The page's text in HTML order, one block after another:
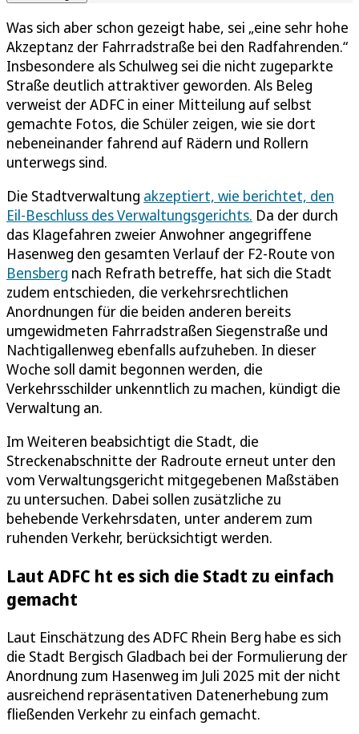
Was sich aber schon gezeigt habe, sei „eine sehr hohe
Akzeptanz der Fahrradstraße bei den Radfahrenden.“
Insbesondere als Schulweg sei die nicht zugeparkte
Straße deutlich attraktiver geworden. Als Beleg
verweist der ADFC in einer Mitteilung auf selbst
gemachte Fotos, die Schüler zeigen, wie sie dort
nebeneinander fahrend auf Rädern und Rollern
unterwegs sind.
Die Stadtverwaltung akzeptiert, wie berichtet, den
Eil-Beschluss des Verwaltungsgerichts. Da der durch
das Klagefahren zweier Anwohner angegriffene
Hasenweg den gesamten Verlauf der F2-Route von
Bensberg nach Refrath betreffe, hat sich die Stadt
zudem entschieden, die verkehrsrechtlichen
Anordnungen für die beiden anderen bereits
umgewidmeten Fahrradstraßen Siegenstraße und
Nachtigallenweg ebenfalls aufzuheben. In dieser
Woche soll damit begonnen werden, die
Verkehrsschilder unkenntlich zu machen, kündigt die
Verwaltung an.
Im Weiteren beabsichtigt die Stadt, die
Streckenabschnitte der Radroute erneut unter den
vom Verwaltungsgericht mitgegebenen Maßstäben
zu untersuchen. Dabei sollen zusätzliche zu
behebende Verkehrsdaten, unter anderem zum
ruhenden Verkehr, berücksichtigt werden.
Laut ADFC ht es sich die Stadt zu einfach
gemacht
Laut Einschätzung des ADFC Rhein Berg habe es sich
die Stadt Bergisch Gladbach bei der Formulierung der
Anordnung zum Hasenweg im Juli 2025 mit der nicht
ausreichend repräsentativen Datenerhebung zum
fließenden Verkehr zu einfach gemacht.